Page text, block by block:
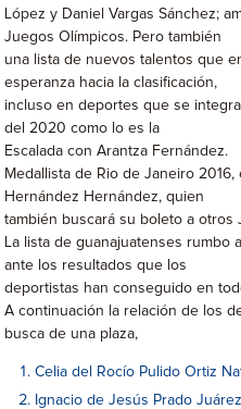
López y Daniel Vargas Sánchez;
Juegos Olímpicos. Pero también
una lista de nuevos talentos que
esperanza hacia la clasificación,
incluso en deportes que se
del 2020 como lo es la
Escalada con Arantza Fernández.
Medallista de Rio de Janeiro
Hernández Hernández, quien
también buscará su boleto a otros
La lista de guanajuatenses rumbo
ante los resultados que los
deportistas han conseguido en
A continuación la relación de los
busca de una plaza,
Celia del Rocío Pulido Ortiz
Ignacio de Jesús Prado